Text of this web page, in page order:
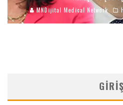
MNDijital Medical Network
GIRIŞ